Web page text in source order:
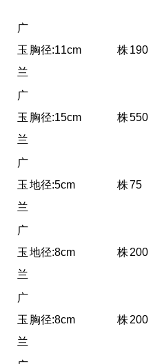
广
玉
兰
胸径:11cm 株190
广
玉
兰
胸径:15cm 株550
广
玉
兰
地径:5cm 株75
广
玉
兰
地径:8cm 株200
广
玉
兰
胸径:8cm 株200